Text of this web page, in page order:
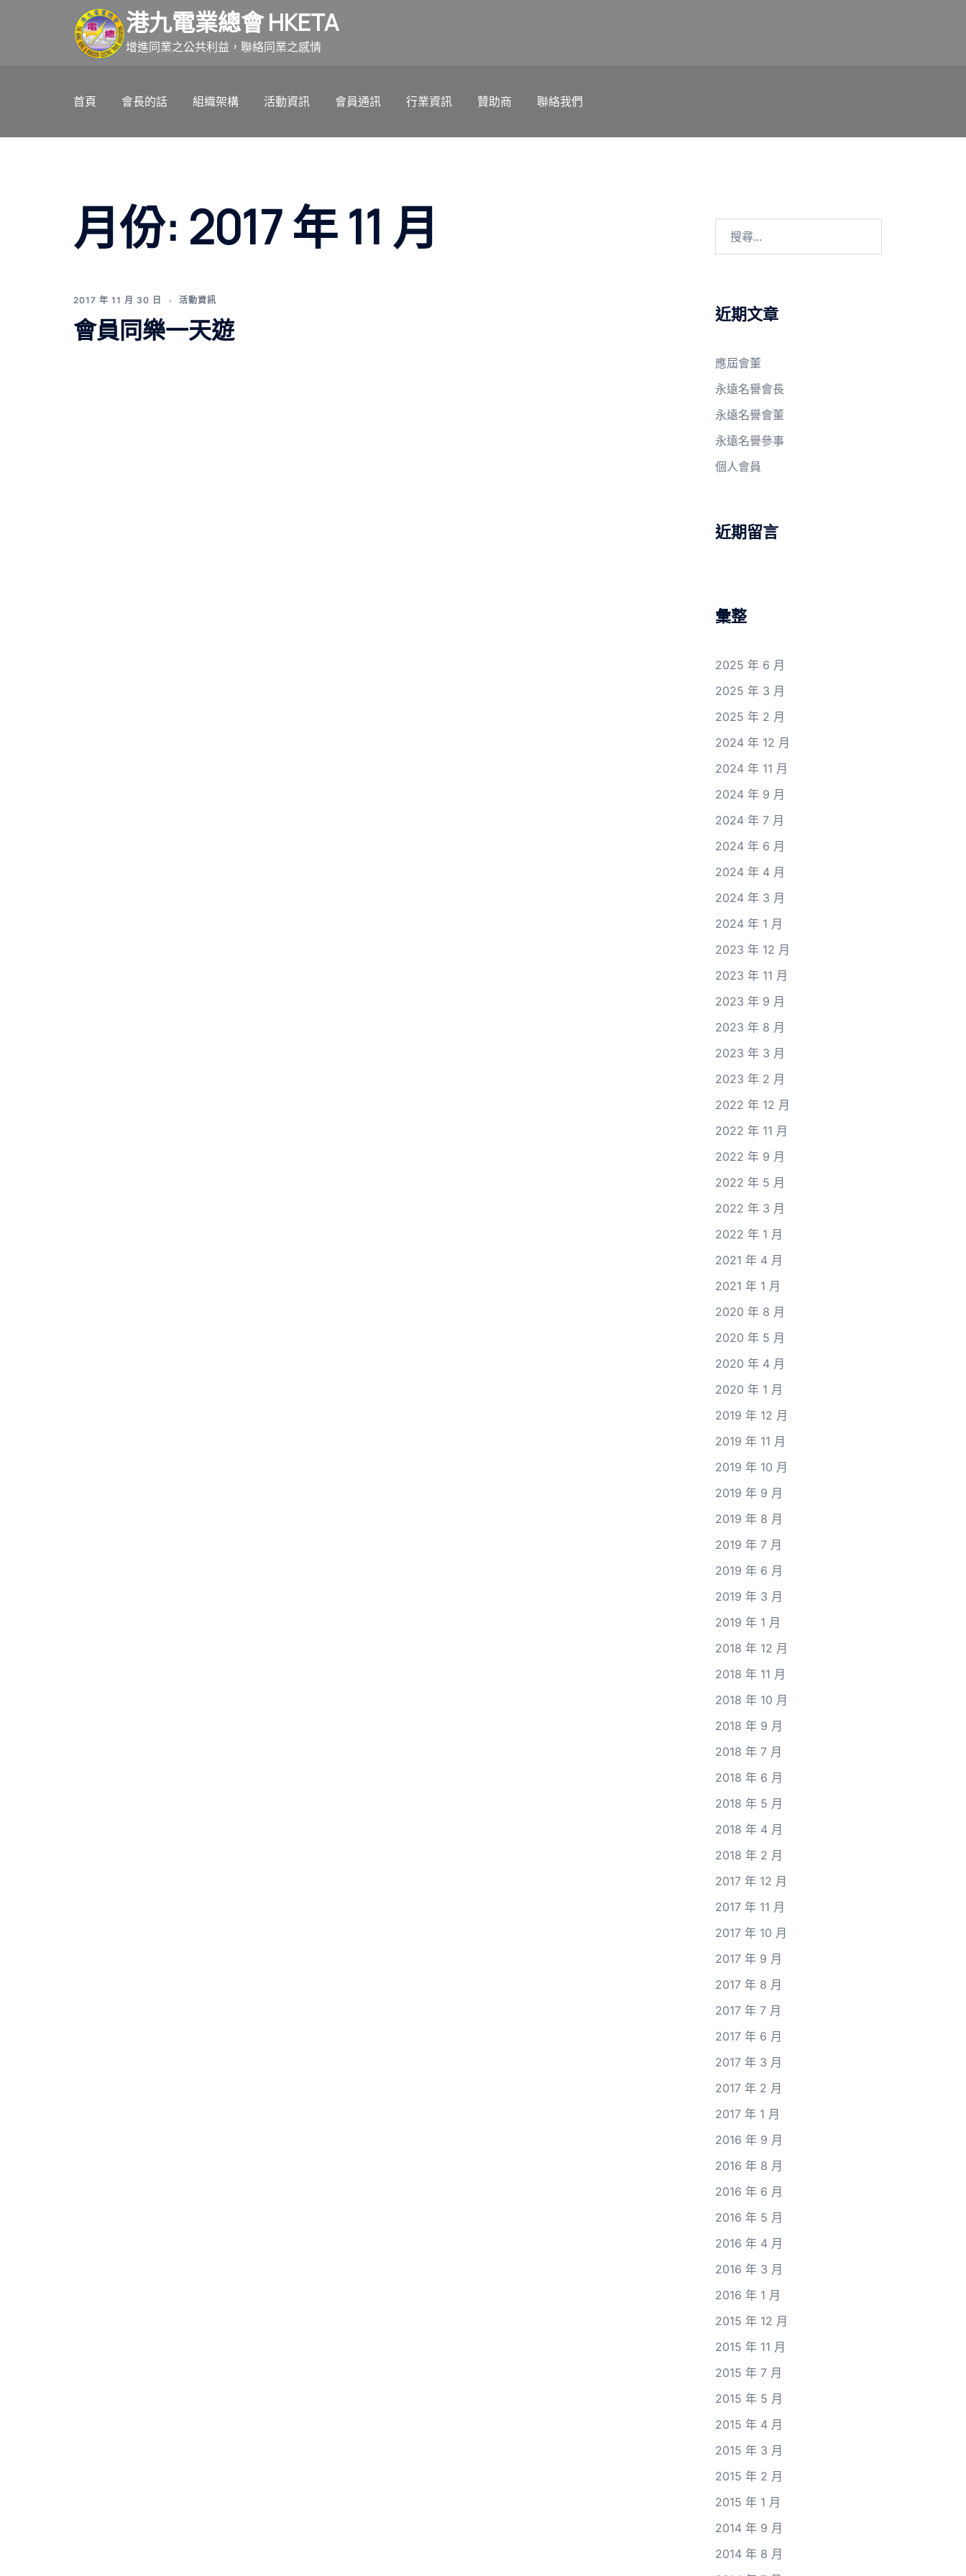
港九電業總會 HKETA
增進同業之公共利益，聯絡同業之感情
首頁 會長的話 組織架構 活動資訊 會員通訊 行業資訊 贊助商 聯絡我們
月份: 2017 年 11 月
2017 年 11 月 30 日 活動資訊
會員同樂一天遊
字:
近期文章
應屆會董
永遠名譽會長
永遠名譽會董
永遠名譽參事
個人會員
近期留言
彙整
2025 年 6 月
2025 年 3 月
2025 年 2 月
2024 年 12 月
2024 年 11 月
2024 年 9 月
2024 年 7 月
2024 年 6 月
2024 年 4 月
2024 年 3 月
2024 年 1 月
2023 年 12 月
2023 年 11 月
2023 年 9 月
2023 年 8 月
2023 年 3 月
2023 年 2 月
2022 年 12 月
2022 年 11 月
2022 年 9 月
2022 年 5 月
2022 年 3 月
2022 年 1 月
2021 年 4 月
2021 年 1 月
2020 年 8 月
2020 年 5 月
2020 年 4 月
2020 年 1 月
2019 年 12 月
2019 年 11 月
2019 年 10 月
2019 年 9 月
2019 年 8 月
2019 年 7 月
2019 年 6 月
2019 年 3 月
2019 年 1 月
2018 年 12 月
2018 年 11 月
2018 年 10 月
2018 年 9 月
2018 年 7 月
2018 年 6 月
2018 年 5 月
2018 年 4 月
2018 年 2 月
2017 年 12 月
2017 年 11 月
2017 年 10 月
2017 年 9 月
2017 年 8 月
2017 年 7 月
2017 年 6 月
2017 年 3 月
2017 年 2 月
2017 年 1 月
2016 年 9 月
2016 年 8 月
2016 年 6 月
2016 年 5 月
2016 年 4 月
2016 年 3 月
2016 年 1 月
2015 年 12 月
2015 年 11 月
2015 年 7 月
2015 年 5 月
2015 年 4 月
2015 年 3 月
2015 年 2 月
2015 年 1 月
2014 年 9 月
2014 年 8 月